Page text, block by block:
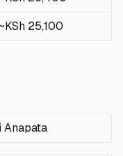
25,100
Anapata